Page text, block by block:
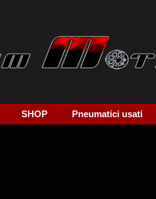
SHOP Pneumatici usati